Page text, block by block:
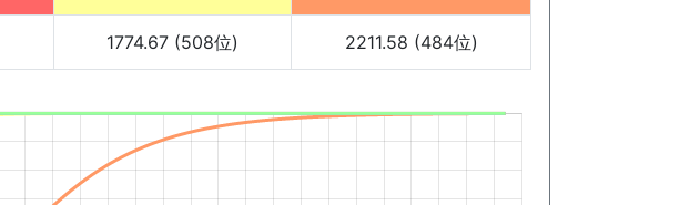
1774.67 (508位) 2211.58 (484位)